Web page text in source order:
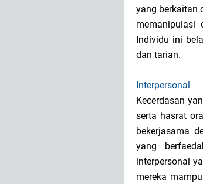
yang berkaitan
memanipulasi
Individu ini
dan tarian.
Interpersonal
Kecerdasan
serta hasrat
bekerjasama
yang
interpersonal
mereka